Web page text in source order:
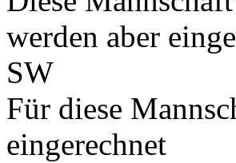
werden aber
SW
Für diese
eingerechnet